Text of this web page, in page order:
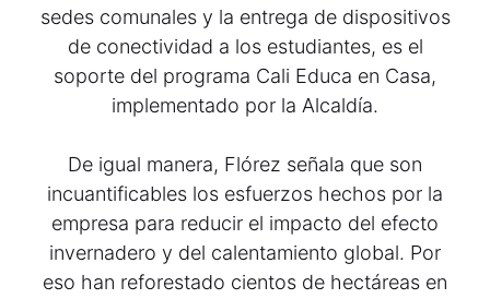
sedes comunales y la entrega de dispositivos
de conectividad a los estudiantes, es el
soporte del programa Cali Educa en Casa,
implementado por la Alcaldía.
De igual manera, Flórez señala que son
incuantificables los esfuerzos hechos por la
empresa para reducir el impacto del efecto
invernadero y del calentamiento global. Por
eso han reforestado cientos de hectáreas en